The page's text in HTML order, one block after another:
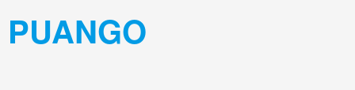
PUANGO